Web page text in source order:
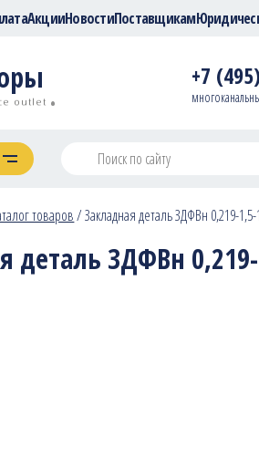
АкцииНовостиПоставщикам
outlet
+7
товаров/Закладная деталь ЗДФВн 0,219-
деталь ЗДФВн